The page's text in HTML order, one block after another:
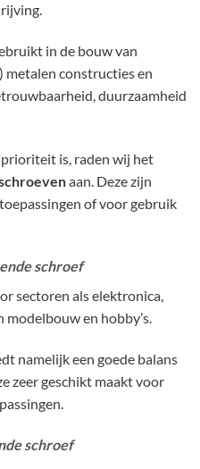
in de bouw van
metalen constructies en
duurzaamheid
is, raden wij het
aan. Deze zijn
of voor gebruik
schroef
sectoren als elektronica,
en hobby’s.
namelijk een goede balans
zeer geschikt maakt voor
schroef